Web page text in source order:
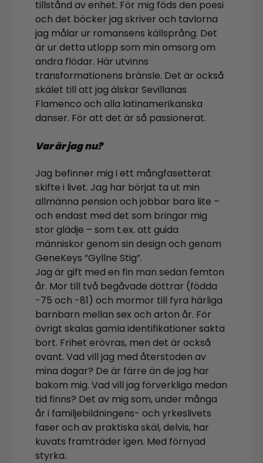
tillstånd av enhet. För mig föds den poesi
och det böcker jag skriver och tavlorna
jag målar ur romansens källsprång. Det
är ur detta utlopp som min omsorg om
andra flödar. Här utvinns
transformationens bränsle. Det är också
skälet till att jag älskar Sevillanas
Flamenco och alla latinamerikanska
danser. För att det är så passionerat.
Var är jag nu?
Jag befinner mig i ett mångfasetterat
skifte i livet. Jag har börjat ta ut min
allmänna pension och jobbar bara lite –
och endast med det som bringar mig
stor glädje – som t.ex. att guida
människor genom sin design och genom
GeneKeys ”Gyllne Stig”.
Jag är gift med en fin man sedan femton
år. Mor till två begåvade döttrar (födda
-75 och -81) och mormor till fyra härliga
barnbarn mellan sex och arton år. För
övrigt skalas gamla identifikationer sakta
bort. Frihet erövras, men det är också
ovant. Vad vill jag med återstoden av
mina dagar? De är färre än de jag har
bakom mig. Vad vill jag förverkliga medan
tid finns? Det av mig som, under många
år i familjebildningens- och yrkeslivets
faser och av praktiska skäl, delvis, har
kuvats framträder igen. Med förnyad
styrka.